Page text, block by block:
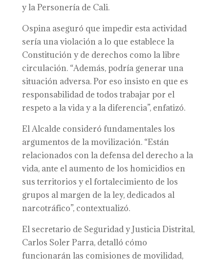
y la Personería de Cali.
Ospina aseguró que impedir esta actividad
sería una violación a lo que establece la
Constitución y de derechos como la libre
circulación. “Además, podría generar una
situación adversa. Por eso insisto en que es
responsabilidad de todos trabajar por el
respeto a la vida y a la diferencia”, enfatizó.
El Alcalde consideró fundamentales los
argumentos de la movilización. “Están
relacionados con la defensa del derecho a la
vida, ante el aumento de los homicidios en
sus territorios y el fortalecimiento de los
grupos al margen de la ley, dedicados al
narcotráfico”, contextualizó.
El secretario de Seguridad y Justicia Distrital,
Carlos Soler Parra, detalló cómo
funcionarán las comisiones de movilidad,